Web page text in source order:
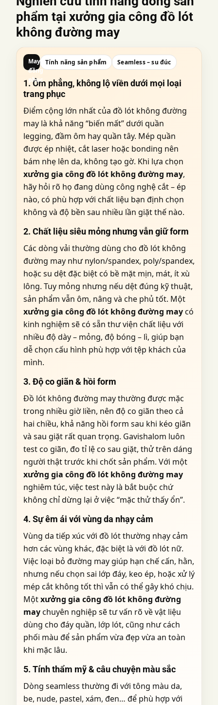
phẩm tại xưởng gia công đồ lót
không đường may
May
đồng
phục
Tính năng sản phẩm Seamless – su đúc
1. Ôm phẳng, không lộ viền dưới mọi loại
trang phục
Điểm cộng lớn nhất của đồ lót không đường
may là khả năng “biến mất” dưới quần
legging, đầm ôm hay quần tây. Mép quần
được ép nhiệt, cắt laser hoặc bonding nên
bám nhẹ lên da, không tạo gờ. Khi lựa chọn
xưởng gia công đồ lót không đường may,
hãy hỏi rõ họ đang dùng công nghệ cắt – ép
nào, có phù hợp với chất liệu bạn định chọn
không và độ bền sau nhiều lần giặt thế nào.
2. Chất liệu siêu mỏng nhưng vẫn giữ form
Các dòng vải thường dùng cho đồ lót không
đường may như nylon/spandex, poly/spandex,
hoặc su dệt đặc biệt có bề mặt mịn, mát, ít xù
lông. Tuy mỏng nhưng nếu dệt đúng kỹ thuật,
sản phẩm vẫn ôm, nâng và che phủ tốt. Một
xưởng gia công đồ lót không đường maycó
kinh nghiệm sẽ có sẵn thư viện chất liệu với
nhiều độ dày – mỏng, độ bóng – lì, giúp bạn
dễ chọn cấu hình phù hợp với tệp khách của
mình.
3. Độ co giãn & hồi form
Đồ lót không đường may thường được mặc
trong nhiều giờ liền, nên độ co giãn theo cả
hai chiều, khả năng hồi form sau khi kéo giãn
và sau giặt rất quan trọng. Gavishalom luôn
test co giãn, đo tỉ lệ co sau giặt, thử trên dáng
người thật trước khi chốt sản phẩm. Với một
xưởng gia công đồ lót không đường may
nghiêm túc, việc test này là bắt buộc chứ
không chỉ dừng lại ở việc “mặc thử thấy ổn”.
4. Sự êm ái với vùng da nhạy cảm
Vùng da tiếp xúc với đồ lót thường nhạy cảm
hơn các vùng khác, đặc biệt là với đồ lót nữ.
Việc loại bỏ đường may giúp hạn chế cấn, hằn,
nhưng nếu chọn sai lớp đáy, keo ép, hoặc xử lý
mép cắt không tốt thì vẫn có thể gây khó chịu.
Mộtxưởng gia công đồ lót không đường
maychuyên nghiệp sẽ tư vấn rõ về vật liệu
dùng cho đáy quần, lớp lót, cũng như cách
phối màu để sản phẩm vừa đẹp vừa an toàn
khi mặc lâu.
5. Tính thẩm mỹ & câu chuyện màu sắc
Dòng seamless thường đi với tông màu da,
be, nude, pastel, xám, đen… để phù hợp với